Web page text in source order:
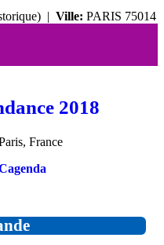
| Ville: PARIS 75014
2018
France